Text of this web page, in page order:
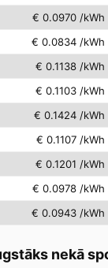
€ 0.0970 /kWh
€ 0.0834 /kWh
€ 0.1138 /kWh
€ 0.1103 /kWh
€ 0.1424 /kWh
€ 0.1107 /kWh
€ 0.1201 /kWh
€ 0.0978 /kWh
€ 0.0943 /kWh
nekā